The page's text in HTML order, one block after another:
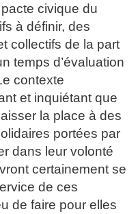
civique du
à définir, des
collectifs de la part
temps d’évaluation
contexte
et inquiétant que
la place à des
portées par
dans leur volonté
certainement se
de ces
de faire pour elles